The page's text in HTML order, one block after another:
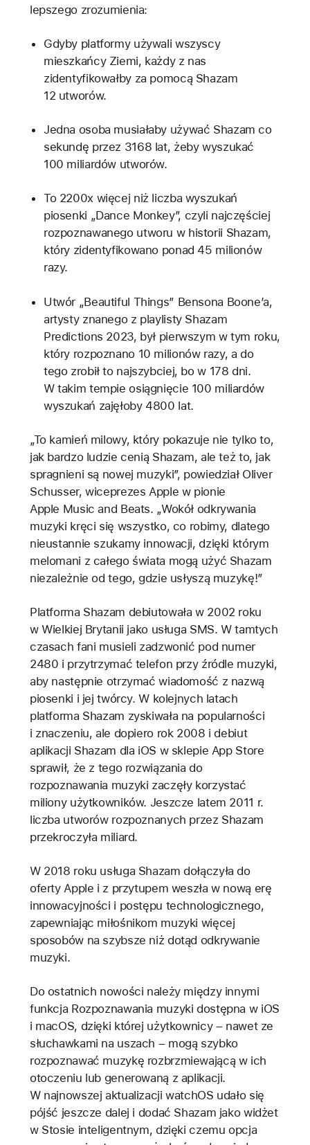
lepszego zrozumienia:
Gdyby platformy używali wszyscy
mieszkańcy Ziemi, każdy z nas
zidentyfikowałby za pomocą Shazam
12 utworów.
Jedna osoba musiałaby używać Shazam co
sekundę przez 3168 lat, żeby wyszukać
100 miliardów utworów.
To 2200x więcej niż liczba wyszukań
piosenki „Dance Monkey”, czyli najczęściej
rozpoznawanego utworu w historii Shazam,
który zidentyfikowano ponad 45 milionów
razy.
Utwór „Beautiful Things” Bensona Boone’a,
artysty znanego z playlisty Shazam
Predictions 2023, był pierwszym w tym roku,
który rozpoznano 10 milionów razy, a do
tego zrobił to najszybciej, bo w 178 dni.
W takim tempie osiągnięcie 100 miliardów
wyszukań zajęłoby 4800 lat.
„To kamień milowy, który pokazuje nie tylko to,
jak bardzo ludzie cenią Shazam, ale też to, jak
spragnieni są nowej muzyki”, powiedział Oliver
Schusser, wiceprezes Apple w pionie
Apple Music and Beats. „Wokół odkrywania
muzyki kręci się wszystko, co robimy, dlatego
nieustannie szukamy innowacji, dzięki którym
melomani z całego świata mogą użyć Shazam
niezależnie od tego, gdzie usłyszą muzykę!”
Platforma Shazam debiutowała w 2002 roku
w Wielkiej Brytanii jako usługa SMS. W tamtych
czasach fani musieli zadzwonić pod numer
2480 i przytrzymać telefon przy źródle muzyki,
aby następnie otrzymać wiadomość z nazwą
piosenki i jej twórcy. W kolejnych latach
platforma Shazam zyskiwała na popularności
i znaczeniu, ale dopiero rok 2008 i debiut
aplikacji Shazam dla iOS w sklepie App Store
sprawił, że z tego rozwiązania do
rozpoznawania muzyki zaczęły korzystać
miliony użytkowników. Jeszcze latem 2011 r.
liczba utworów rozpoznanych przez Shazam
przekroczyła miliard.
W 2018 roku usługa Shazam dołączyła do
oferty Apple i z przytupem weszła w nową erę
innowacyjności i postępu technologicznego,
zapewniając miłośnikom muzyki więcej
sposobów na szybsze niż dotąd odkrywanie
muzyki.
Do ostatnich nowości należy między innymi
funkcja Rozpoznawania muzyki dostępna w iOS
i macOS, dzięki której użytkownicy – nawet ze
słuchawkami na uszach – mogą szybko
rozpoznawać muzykę rozbrzmiewającą w ich
otoczeniu lub generowaną z aplikacji.
W najnowszej aktualizacji watchOS udało się
pójść jeszcze dalej i dodać Shazam jako widżet
w Stosie inteligentnym, dzięki czemu opcja